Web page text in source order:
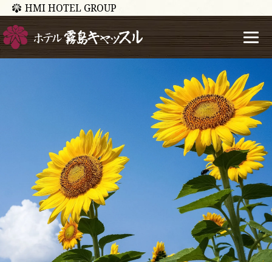
HMI HOTEL GROUP